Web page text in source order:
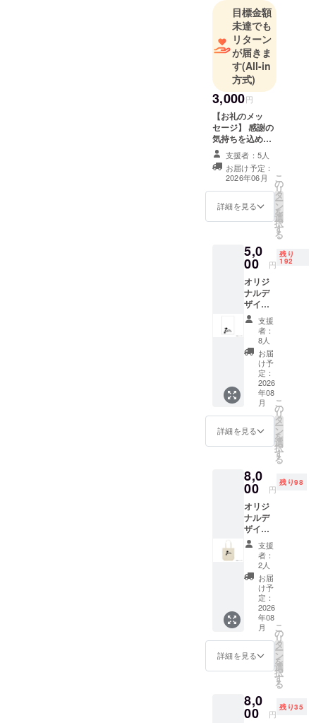
『オペレッ
タ･ガラ･コ
ンサート』
を開催。向
井楫爾先生
に薫陶を受
けた多くの
仲間が集結
し、当協会
の集大成と
言うべき公
演を行いま
したが、残
念ながら定
期公演は休
なっており
ました。
オペレッタ
を愛する歌
手・スタッ
フの手によ
り2024年6月
に井村誠貴
理事長のも
と、喜歌劇
楽友協会は
新たなス
りました。
2025年には
フェニー
チェ堺大
ホールにお
いて喜歌劇
「こうも
演。定期公
演だけでな
くサロンコ
ンサートや
開催してい
目標金額
未達でも
リターン
が届きま
す(All-in
方式)
3,000円
【お礼のメッ
セージ】 感謝の
気持ちを込め
て、お礼のメッ
セージをお送り
します。
支援者：5人
お届け予定：
2026年06月
詳細を見る
こ
の
リ
タ
ー
ン
を
選
択
す
る
5,0
00 円
残り
192
オリジ
ナルデ
ザイン
クリア
ファイ
ルのご
提供
支援
者：
8人
お届
け予
定：
2026
年08
月
詳細を見る
こ
の
リ
タ
ー
ン
を
選
択
す
る
8,0
00 円
残り98
オリジ
ナルデ
ザイン
トート
バック
のご提
供
支援
者：
2人
お届
け予
定：
2026
年08
月
詳細を見る
こ
の
リ
タ
ー
ン
を
選
択
す
る
8,0
00 円
残り35